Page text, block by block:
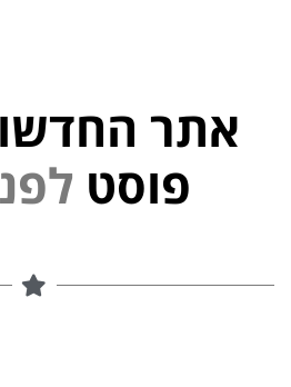
אתר
פוסט